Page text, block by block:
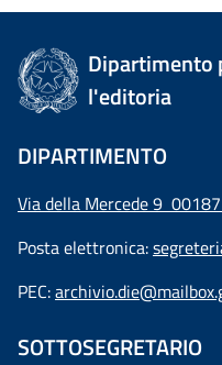
Dipartimento
l'editoria
DIPARTIMENTO
Via della Mercede 9
Posta elettronica:
PEC:
SOTTOSEGRETARIO